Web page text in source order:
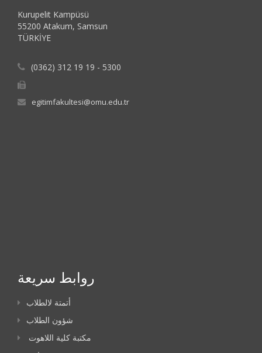
Kurupelit Kampüsü
55200 Atakum, Samsun
TÜRKİYE
(0362) 312 19 19 - 5300
egitimfakultesi@omu.edu.tr
روابط سريعة
أتمتة لالطلاب
شؤون الطلاب
مكتبة كلية اللاهوت